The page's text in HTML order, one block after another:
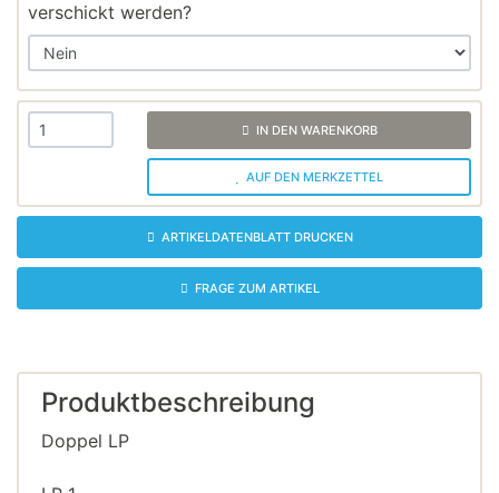
verschickt werden?
IN DEN WARENKORB
AUF DEN MERKZETTEL
ARTIKELDATENBLATT DRUCKEN
FRAGE ZUM ARTIKEL
Produktbeschreibung
Doppel LP